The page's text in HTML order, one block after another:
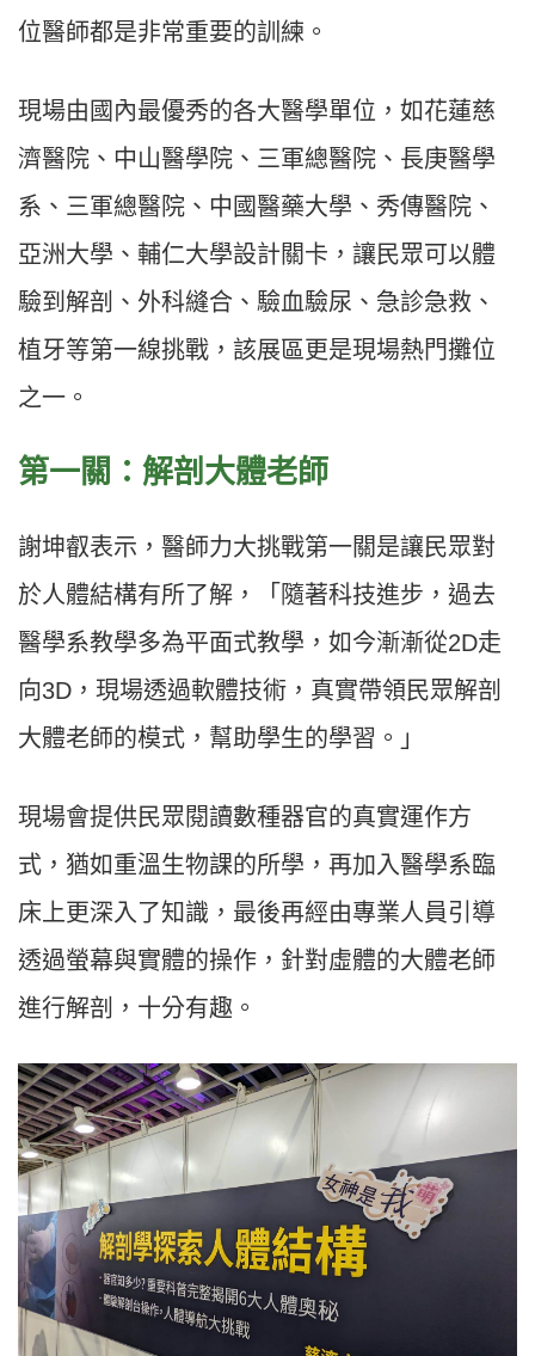
位醫師都是非常重要的訓練。
現場由國內最優秀的各大醫學單位，如花蓮慈
濟醫院、中山醫學院、三軍總醫院、長庚醫學
系、三軍總醫院、中國醫藥大學、秀傳醫院、
亞洲大學、輔仁大學設計關卡，讓民眾可以體
驗到解剖、外科縫合、驗血驗尿、急診急救、
植牙等第一線挑戰，該展區更是現場熱門攤位
之一。
第一關：解剖大體老師
謝坤叡表示，醫師力大挑戰第一關是讓民眾對
於人體結構有所了解，「隨著科技進步，過去
醫學系教學多為平面式教學，如今漸漸從2D走
向3D，現場透過軟體技術，真實帶領民眾解剖
大體老師的模式，幫助學生的學習。」
現場會提供民眾閱讀數種器官的真實運作方
式，猶如重溫生物課的所學，再加入醫學系臨
床上更深入了知識，最後再經由專業人員引導
透過螢幕與實體的操作，針對虛體的大體老師
進行解剖，十分有趣。